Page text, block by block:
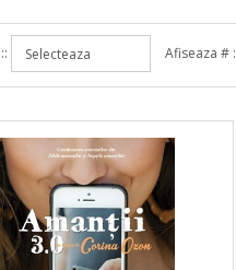
Afiseaza # :